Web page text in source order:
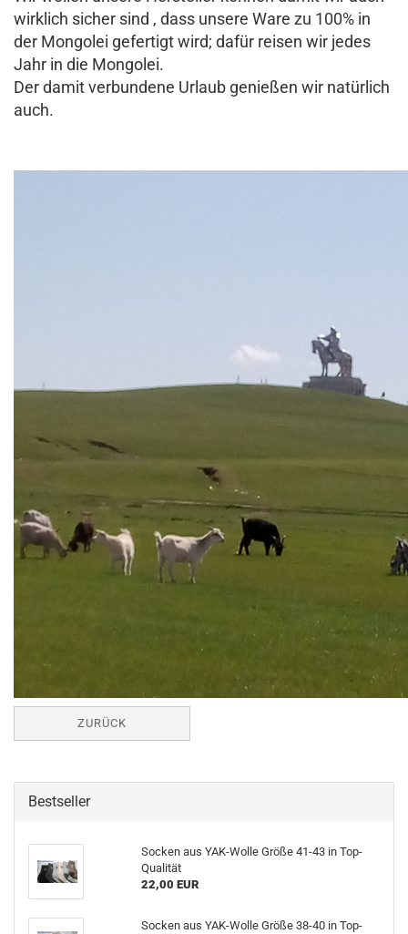
wirklich sicher sind , dass unsere Ware zu 100% in
der Mongolei gefertigt wird; dafür reisen wir jedes
Jahr in die Mongolei.
Der damit verbundene Urlaub genießen wir natürlich
auch.
ZURÜCK
Bestseller
Socken aus YAK-Wolle Größe 41-43 in Top-
Qualität
22,00 EUR
Socken aus YAK-Wolle Größe 38-40 in Top-